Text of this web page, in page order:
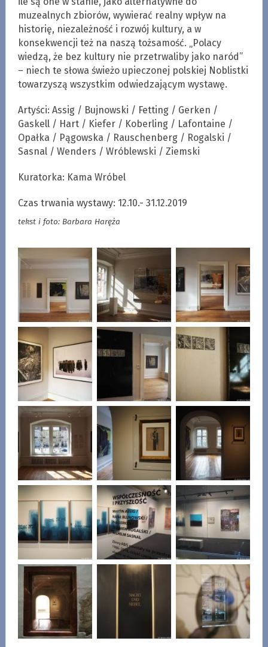
muzealnych zbiorów, wywierać realny wpływ na
historię, niezależność i rozwój kultury, a w
konsekwencji też na naszą tożsamość. „Polacy
wiedzą, że bez kultury nie przetrwaliby jako naród”
– niech te słowa świeżo upieczonej polskiej Noblistki
towarzyszą wszystkim odwiedzającym wystawę.
Artyści: Assig / Bujnowski / Fetting / Gerken /
Gaskell / Hart / Kiefer / Koberling / Lafontaine /
Opałka / Pągowska / Rauschenberg / Rogalski /
Sasnal / Wenders / Wróblewski / Ziemski
Kuratorka: Kama Wróbel
Czas trwania wystawy: 12.10.- 31.12.2019
tekst i foto: Barbara Haręża